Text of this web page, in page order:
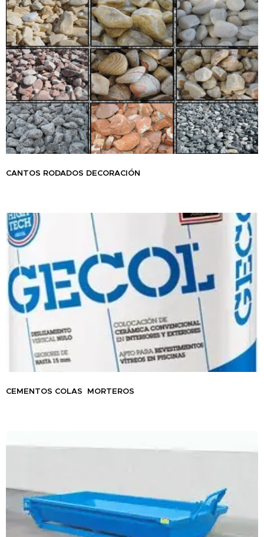
CANTOS RODADOS DECORACIÓN
CEMENTOS COLAS MORTEROS